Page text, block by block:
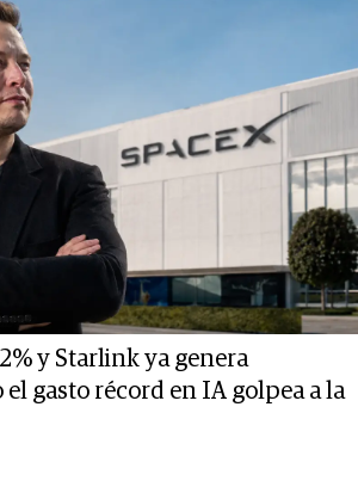
y Starlink ya genera
el gasto récord en IA golpea a la